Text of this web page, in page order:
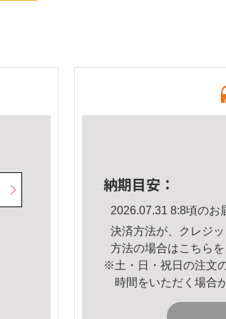
納期目安：
2026.07.31 8:8頃のお
決済方法が、クレジ
方法の場合はこちら
※土・日・祝日の注文
時間をいただく場合